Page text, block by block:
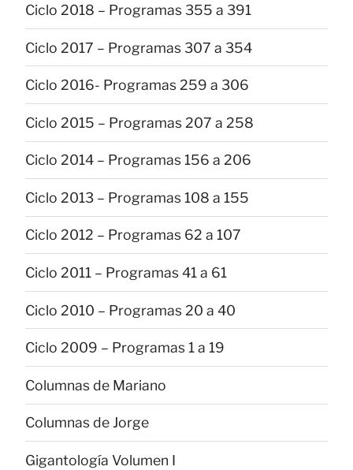
Ciclo 2018 – Programas 355 a 391
Ciclo 2017 – Programas 307 a 354
Ciclo 2016- Programas 259 a 306
Ciclo 2015 – Programas 207 a 258
Ciclo 2014 – Programas 156 a 206
Ciclo 2013 – Programas 108 a 155
Ciclo 2012 – Programas 62 a 107
Ciclo 2011 – Programas 41 a 61
Ciclo 2010 – Programas 20 a 40
Ciclo 2009 – Programas 1 a 19
Columnas de Mariano
Columnas de Jorge
Gigantología Volumen I